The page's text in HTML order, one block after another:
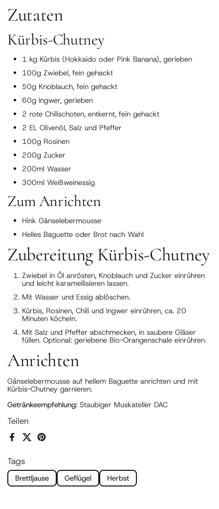
Teilen
Facebook
X (Twitter)
Pinterest
Tags
Brettljause Geflügel Herbst
Zutaten
Kürbis-Chutney
1 kg Kürbis (Hokkaido oder Pink Banana), gerieben
100g Zwiebel, fein gehackt
50g Knoblauch, fein gehackt
60g Ingwer, gerieben
2 rote Chilischoten, entkernt, fein gehackt
2 EL Olivenöl, Salz und Pfeffer
100g Rosinen
200g Zucker
200ml Wasser
300ml Weißweinessig
Zum Anrichten
Hink Gänselebermousse
Helles Baguette oder Brot nach Wahl
Zubereitung Kürbis-Chutney
Zwiebel in Öl anrösten, Knoblauch und Zucker einrühren
und leicht karamellisieren lassen.
Mit Wasser und Essig ablöschen.
Kürbis, Rosinen, Chili und Ingwer einrühren, ca. 20
Minuten köcheln.
Mit Salz und Pfeffer abschmecken, in saubere Gläser
füllen. Optional: geriebene Bio-Orangenschale einrühren.
Anrichten
Gänselebermousse auf hellem Baguette anrichten und mit
Kürbis-Chutney garnieren.
Getränkeempfehlung: Staubiger Muskateller DAC